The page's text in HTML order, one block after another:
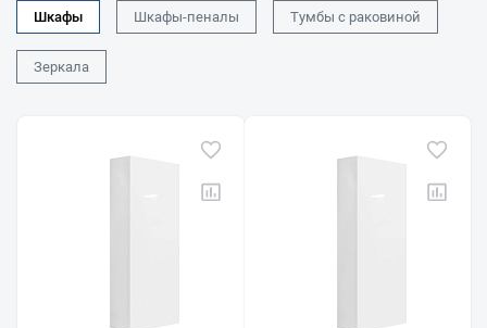
Шкафы Шкафы-пеналы Тумбы с раковиной
Зеркала